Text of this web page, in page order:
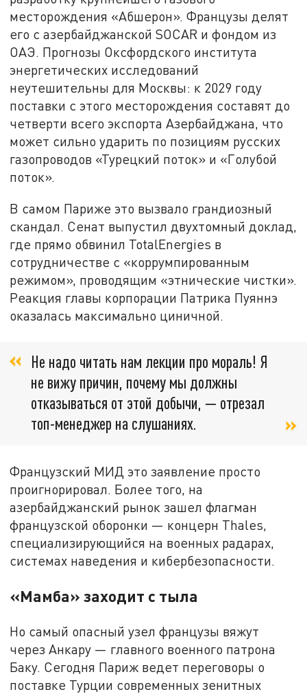
месторождения «Абшерон». Французы делят
его с азербайджанской SOCAR и фондом из
ОАЭ. Прогнозы Оксфордского института
энергетических исследований
неутешительны для Москвы: к 2029 году
поставки с этого месторождения составят до
четверти всего экспорта Азербайджана, что
может сильно ударить по позициям русских
газопроводов «Турецкий поток» и «Голубой
поток».
В самом Париже это вызвало грандиозный
скандал. Сенат выпустил двухтомный доклад,
где прямо обвинил TotalEnergies в
сотрудничестве с «коррумпированным
режимом», проводящим «этнические чистки».
Реакция главы корпорации Патрика Пуяннэ
оказалась максимально циничной.
Не надо читать нам лекции про мораль! Я
не вижу причин, почему мы должны
отказываться от этой добычи, — отрезал
топ-менеджер на слушаниях.
Французский МИД это заявление просто
проигнорировал. Более того, на
азербайджанский рынок зашел флагман
французской оборонки — концерн Thales,
специализирующийся на военных радарах,
системах наведения и кибербезопасности.
«Мамба» заходит с тыла
Но самый опасный узел французы вяжут
через Анкару — главного военного патрона
Баку. Сегодня Париж ведет переговоры о
поставке Турции современных зенитных